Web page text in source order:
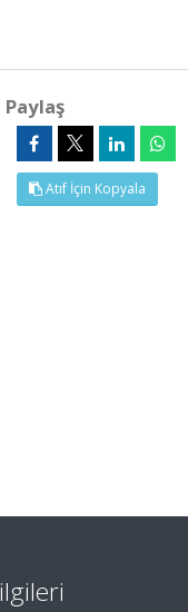
Paylaş
Atıf İçin Kopyala